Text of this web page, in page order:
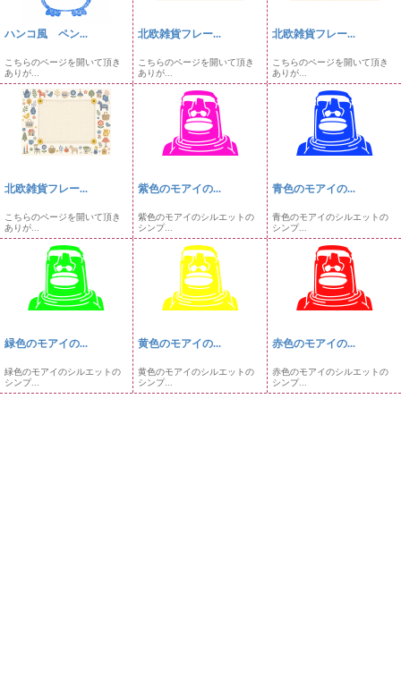
ハンコ風 ペン...
こちらのページを開いて頂き
ありが...
北欧雑貨フレー...
こちらのページを開いて頂き
ありが...
北欧雑貨フレー...
こちらのページを開いて頂き
ありが...
北欧雑貨フレー...
こちらのページを開いて頂き
ありが...
紫色のモアイの...
紫色のモアイのシルエットの
シンプ...
青色のモアイの...
青色のモアイのシルエットの
シンプ...
緑色のモアイの...
緑色のモアイのシルエットの
シンプ...
黄色のモアイの...
黄色のモアイのシルエットの
シンプ...
赤色のモアイの...
赤色のモアイのシルエットの
シンプ...